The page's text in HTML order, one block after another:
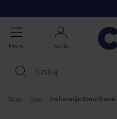
Menu Konto
Sklep Dom Dekoracja Dmuchana